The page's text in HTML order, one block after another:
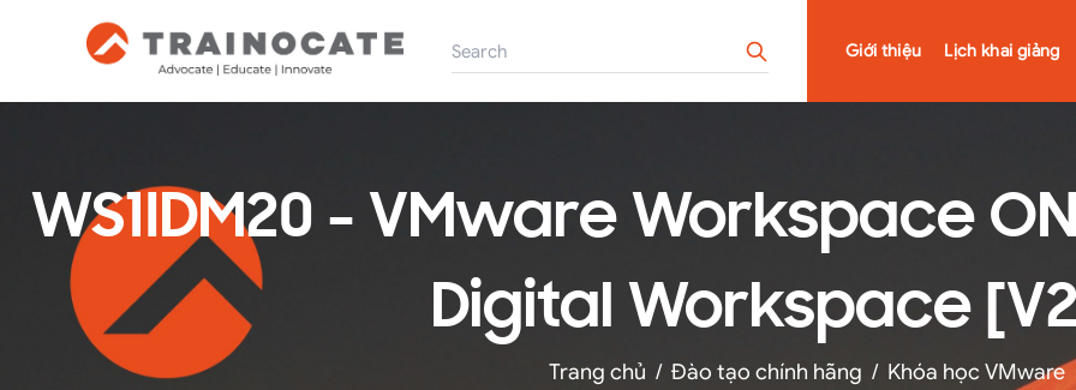
Giới thiệu Lịch khai giảng
WS1IDM20 - VMware Workspace
Digital Workspace
Trang chủ / Đào tạo chính hãng / Khóa học VMware